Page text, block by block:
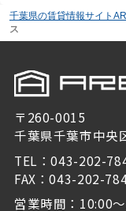
千葉県の賃貸情報サイト
ス
〒260-0015
千葉県千葉市中央
TEL：043-202-
FAX：043-202-
営業時間：10:00